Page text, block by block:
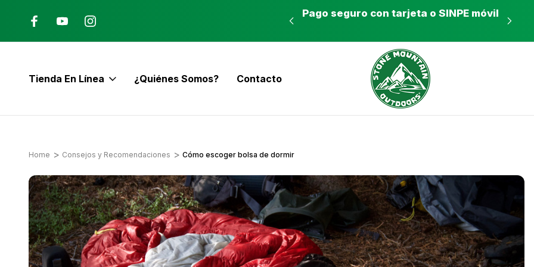
Costa Rica
ENVÍO GRATIS con pedidos mayores a
Pago seguro con tarjeta o SINPE móvil
Tienda En Línea ¿Quiénes Somos? Contacto
Home Consejos y Recomendaciones Cómo escoger bolsa de dormir